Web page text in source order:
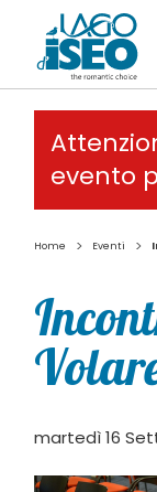
evento
Home > Eventi >
martedì 16